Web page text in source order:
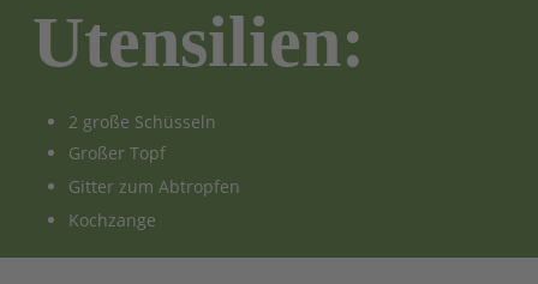
Utensilien:
2 große Schüsseln
Großer Topf
Gitter zum Abtropfen
Kochzange